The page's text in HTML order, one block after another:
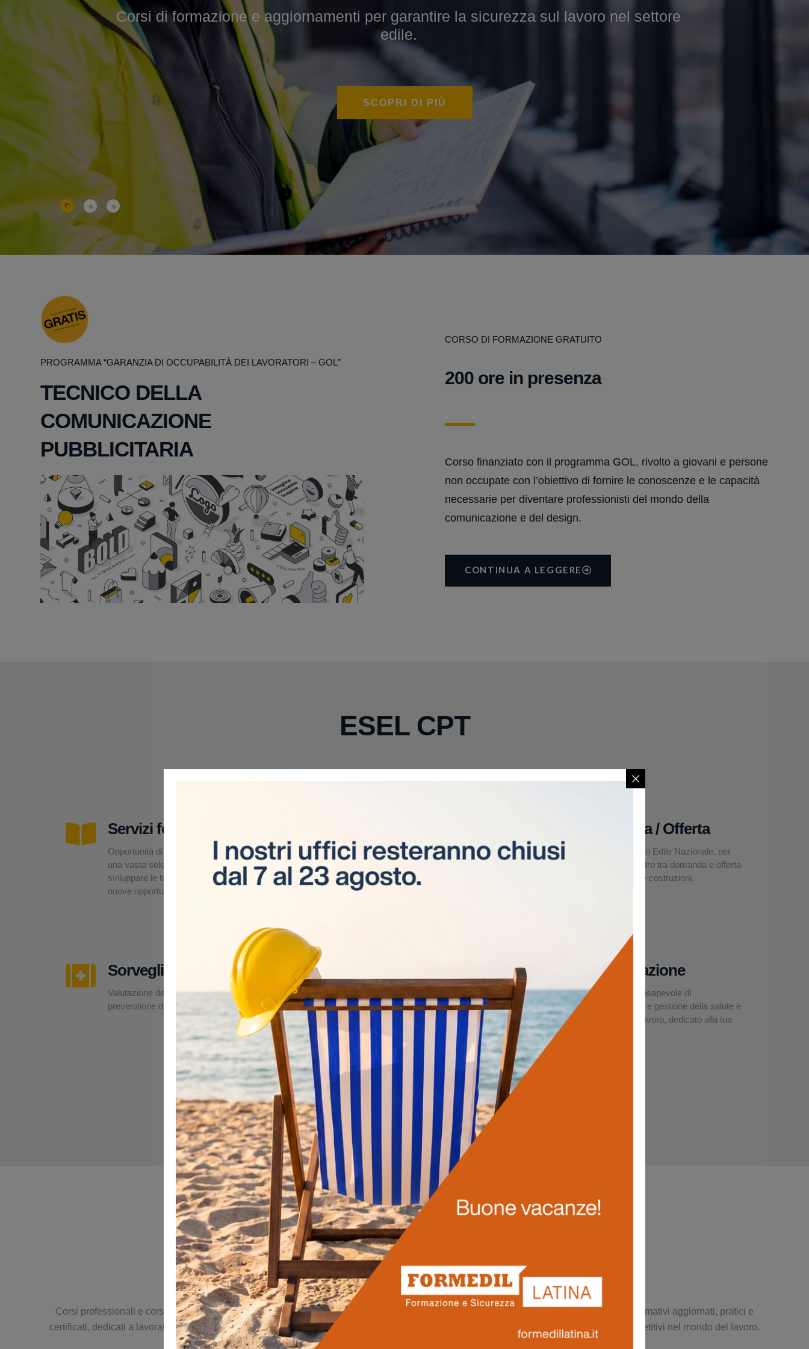
Corsi di formazione e aggiornamenti per garantire la sicurezza sul lavoro nel settore
edile.
SCOPRI DI PIÙ
Corsi professionali per sviluppare competenze specialistiche nel settore edile.
SCOPRI DI PIÙ
PROGRAMMA “GARANZIA DI OCCUPABILITÀ DEI LAVORATORI – GOL”
TECNICO DELLA
COMUNICAZIONE
PUBBLICITARIA
CORSO DI FORMAZIONE GRATUITO
200 ore in presenza
Corso finanziato con il programma GOL, rivolto a giovani e persone
non occupate con l’obiettivo di fornire le conoscenze e le capacità
necessarie per diventare professionisti del mondo della
comunicazione e del design.
CONTINUA A LEGGERE
ESEL CPT
Servizi formativi
Opportunità di formazione su misura,
una vasta selezione di corsi per
sviluppare le tue competenze e offrirti
nuove opportunità professionali.
Corsi di apprendistato
giovani tra i 18 e i 29 anni.
Domanda / Offerta
La Borsa Lavoro Edile Nazionale, per
facilitare l’incontro tra domanda e offerta
nel settore delle costruzioni.
Sorveglianza sanitaria
Valutazione dei rischi, esami medici e
prevenzione direttamente in cantiere.
Visite tecniche e consulenze svolte da
esperti ESEL CPT, presso i cantieri delle
aziende interessate.
Asseverazione
Un modello consapevole di
organizzazione e gestione della salute e
sicurezza sul lavoro, dedicato alla tua
LEGGI DI PIÙ
Prossimi corsi
Corsi professionali e corsi per la sicurezza sul lavoro pensati per rispondere alle reali esigenze del settore edilizio e produttivo. Percorsi formativi aggiornati, pratici e
certificati, dedicati a lavoratori, imprese e professionisti che vogliono accrescere le proprie competenze, operare in sicurezza e restare competitivi nel mondo del lavoro.